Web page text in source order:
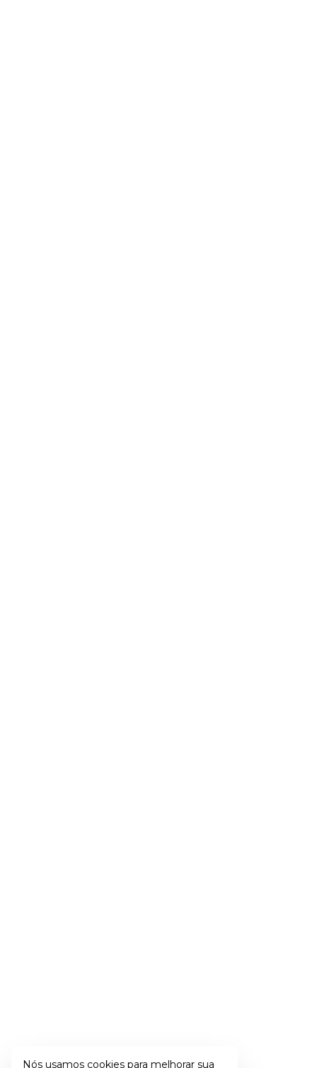
Nós usamos cookies para melhorar sua